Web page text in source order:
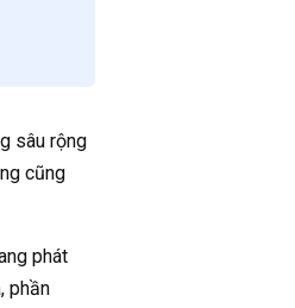
sâu rộng
cũng
phát
phần